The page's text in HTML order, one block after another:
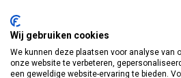
Wij gebruiken cookies
We kunnen deze plaatsen voor analyse van
onze website te verbeteren,
een geweldige website-ervaring te bieden.